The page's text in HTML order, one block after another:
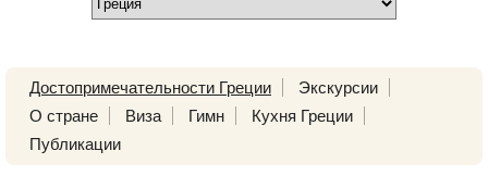
Достопримечательности Греции
Экскурсии
О стране
Виза Гимн
Кухня Греции
Публикации